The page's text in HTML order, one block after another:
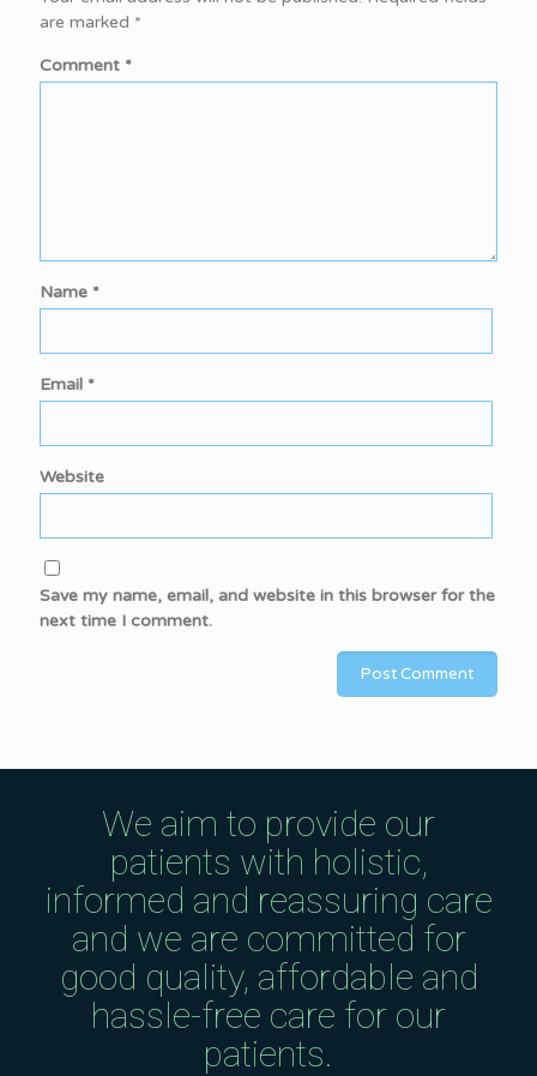
are marked *
Comment *
Name *
Email *
Website
Save my name, email, and website in this browser for the
next time I comment.
We aim to provide our
patients with holistic,
informed and reassuring care
and we are committed for
good quality, affordable and
hassle-free care for our
patients.